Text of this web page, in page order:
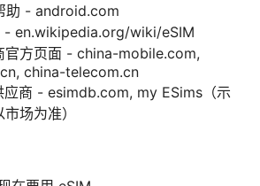
助 - android.com
- en.wikipedia.org/wiki/eSIM
官方页面 - china-mobile.com,
china-telecom.cn
应商 - esimdb.com, my ESims（示
场为准）